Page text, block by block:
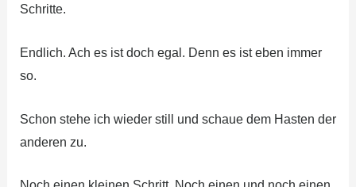
Schritte.
Endlich. Ach es ist doch egal. Denn es ist eben immer
so.
Schon stehe ich wieder still und schaue dem Hasten der
anderen zu.